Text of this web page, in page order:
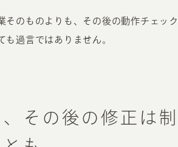
そのものよりも、その後の動作チェッ
過言ではありません。
その後の修正は